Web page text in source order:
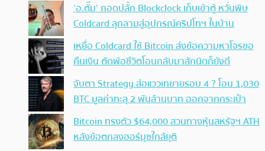
‘อ.ตั๊ม’ ถอดปลั้ก Blockclock เก็บเข้าตู้ หวั่นพิษ
Coldcard ลุกลามสู่อุปกรณ์คริปโทฯ ในบ้าน
เหยื่อ Coldcard ใช้ Bitcoin ส่งข้อความหาโจรขอ
คืนเงิน ตัดพ้อชีวิตโอนกลับมาสักนิดก็ยังดี
จับตา Strategy ส่อแววเทขายรอบ 4 ? โอน 1,030
BTC มูลค่าทะลุ 2 พันล้านบาท ออกจากกระเป๋า
Bitcoin ทรงตัว $64,000 สวนทางหุ้นสหรัฐฯ ATH
หลังข้อตกลงฮอร์มุซใกล้ยุติ